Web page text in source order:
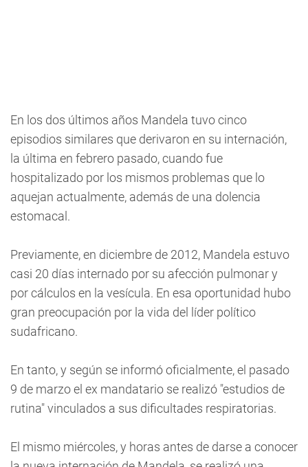
En los dos últimos años Mandela tuvo cinco
episodios similares que derivaron en su internación,
la última en febrero pasado, cuando fue
hospitalizado por los mismos problemas que lo
aquejan actualmente, además de una dolencia
estomacal.
Previamente, en diciembre de 2012, Mandela estuvo
casi 20 días internado por su afección pulmonar y
por cálculos en la vesícula. En esa oportunidad hubo
gran preocupación por la vida del líder político
sudafricano.
En tanto, y según se informó oficialmente, el pasado
9 de marzo el ex mandatario se realizó "estudios de
rutina" vinculados a sus dificultades respiratorias.
El mismo miércoles, y horas antes de darse a conocer